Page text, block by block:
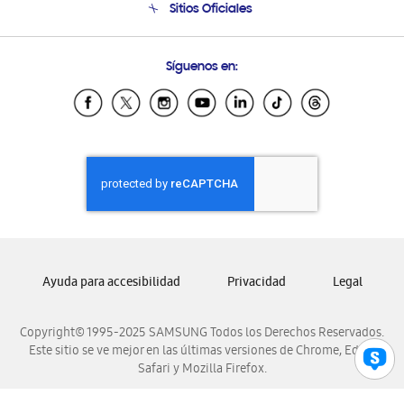
Condiciones de Compra
Soporte vía eMail
Sitios Oficiales
Samsung Ecuador
Samsung El Salvador
Samsung Honduras
Samsung Nicaragua
Samsung Panamá
Samsung Venezuela
Síguenos en:
Copyright© 1995-2025 SAMSUNG Todos los Derechos Reservados.
Este sitio se ve mejor en las últimas versiones de Chrome, Edge,
Safari y Mozilla Firefox.
Ayuda para accesibilidad Privacidad Legal